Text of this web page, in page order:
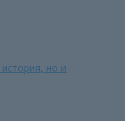
но и